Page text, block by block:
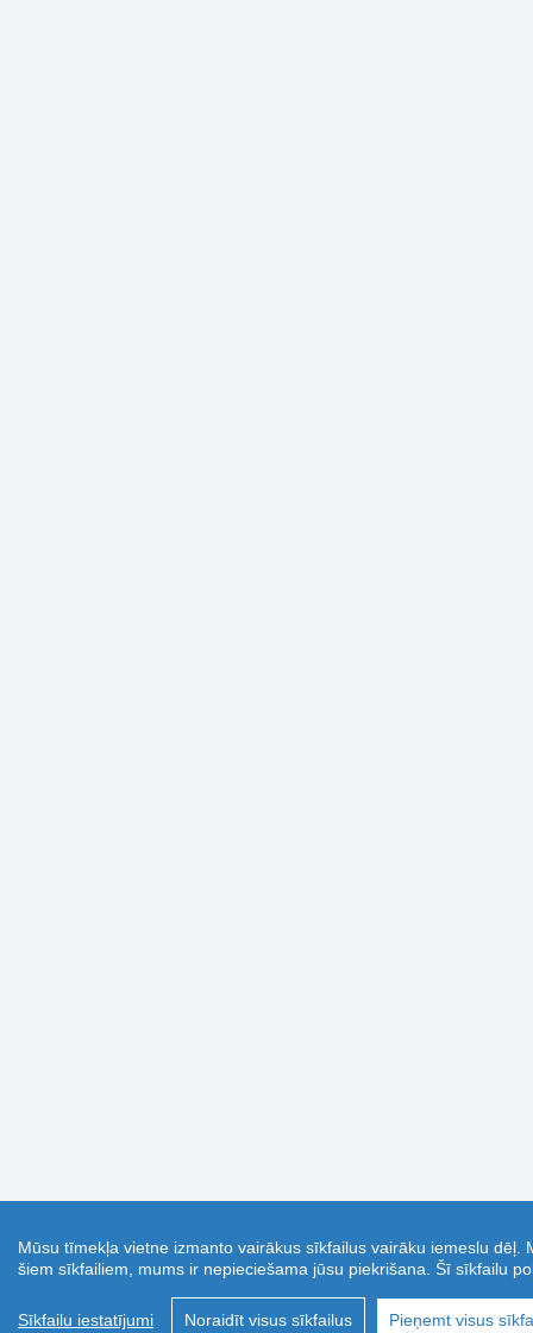
Mūsu tīmekļa vietne izmanto vairākus sīkfailus vairāku iemeslu
šiem sīkfailiem, mums ir nepieciešama jūsu piekrišana. Šī sīkfailu
Sīkfailu iestatījumi Noraidīt visus sīkfailus Pieņemt visus